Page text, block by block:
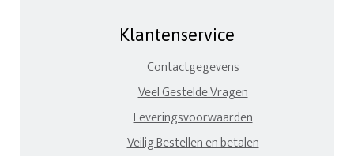
Klantenservice
Contactgegevens
Veel Gestelde Vragen
Leveringsvoorwaarden
Veilig Bestellen en betalen